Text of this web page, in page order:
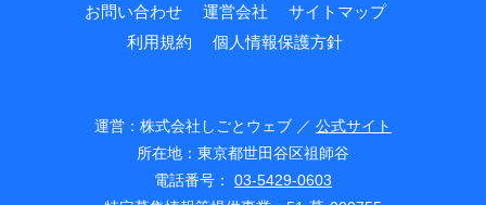
お問い合わせ 運営会社
サイトマップ
利用規約
個人情報保護方針
運営：株式会社しごとウェブ ／ 公式サイト
所在地：東京都世田谷区祖師谷
電話番号： 03-5429-0603